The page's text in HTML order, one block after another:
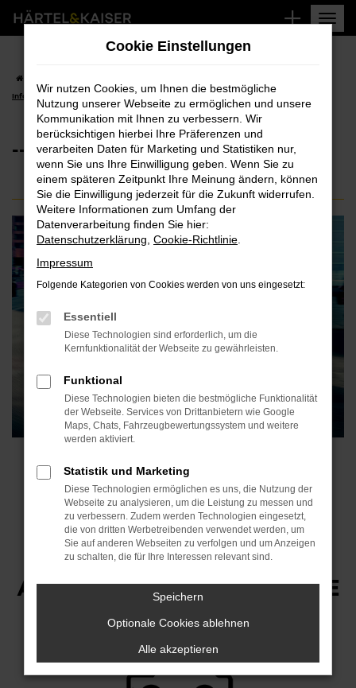
Zum
Hauptinhalt
Infomanager
----VORLAGE FÜR INFOMANAGER
FAHRZEUG
BEZEICHNUNG
AUSSTATTUNGSVARIANTE
Cookie Einstellungen
Wir nutzen Cookies, um Ihnen die bestmögliche
Nutzung unserer Webseite zu ermöglichen und unsere
Kommunikation mit Ihnen zu verbessern. Wir
berücksichtigen hierbei Ihre Präferenzen und
verarbeiten Daten für Marketing und Statistiken nur,
wenn Sie uns Ihre Einwilligung geben. Wenn Sie zu
einem späteren Zeitpunkt Ihre Meinung ändern, können
Sie die Einwilligung jederzeit für die Zukunft widerrufen.
Weitere Informationen zum Umfang der
Datenverarbeitung finden Sie hier:
Datenschutzerklärung Cookie-Richtlinie
Impressum
Folgende Kategorien von Cookies werden von uns eingesetzt:
Essentiell
Diese Technologien sind erforderlich, um die
Kernfunktionalität der Webseite zu gewährleisten.
Funktional
Diese Technologien bieten die bestmögliche Funktionalität
der Webseite. Services von Drittanbietern wie Google
Maps, Chats, Fahrzeugbewertungssystem und weitere
werden aktiviert.
Statistik und Marketing
Diese Technologien ermöglichen es uns, die Nutzung der
Webseite zu analysieren, um die Leistung zu messen und
zu verbessern. Zudem werden Technologien eingesetzt,
die von dritten Werbetreibenden verwendet werden, um
Sie auf anderen Webseiten zu verfolgen und um Anzeigen
zu schalten, die für Ihre Interessen relevant sind.
Speichern
Optionale Cookies ablehnen
Alle akzeptieren